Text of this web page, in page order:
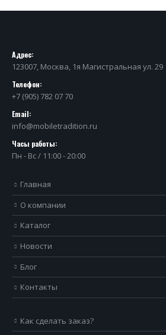
Адрес:
123007, Москва, 1я Магистральная ул. 29
Телефон:
+7 (905) 782 07 70
Email:
info@mobiletradition.ru
Часы работы:
Пн - Вс / 11:00 - 20:00
Главная
О компании
Каталог
Новости
Блог
Контакты
Как сделать заказ?